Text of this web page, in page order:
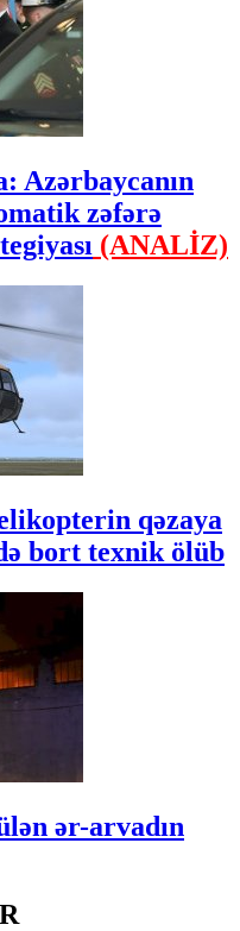
Azərbaycanın
zəfərə
(ANALİZ)
qəzaya
bort texnik ölüb
ər-arvadın